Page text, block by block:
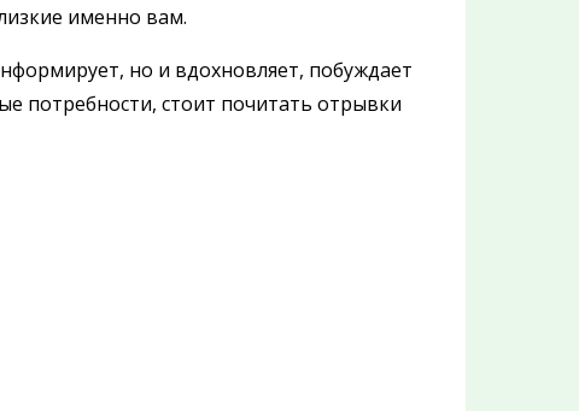
именно вам.
но и вдохновляет, побуждает
потребности, стоит почитать отрывки